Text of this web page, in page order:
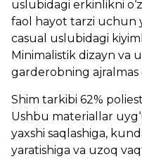
uslubidagi erkinlikni
faol hayot tarzi uchun
casual uslubidagi
Minimalistik dizayn va
garderobning ajralmas
Shim tarkibi 62%
Ushbu materiallar
yaxshi saqlashiga,
yaratishiga va uzoq